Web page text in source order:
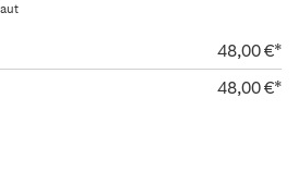
48,00 €*
48,00 €*